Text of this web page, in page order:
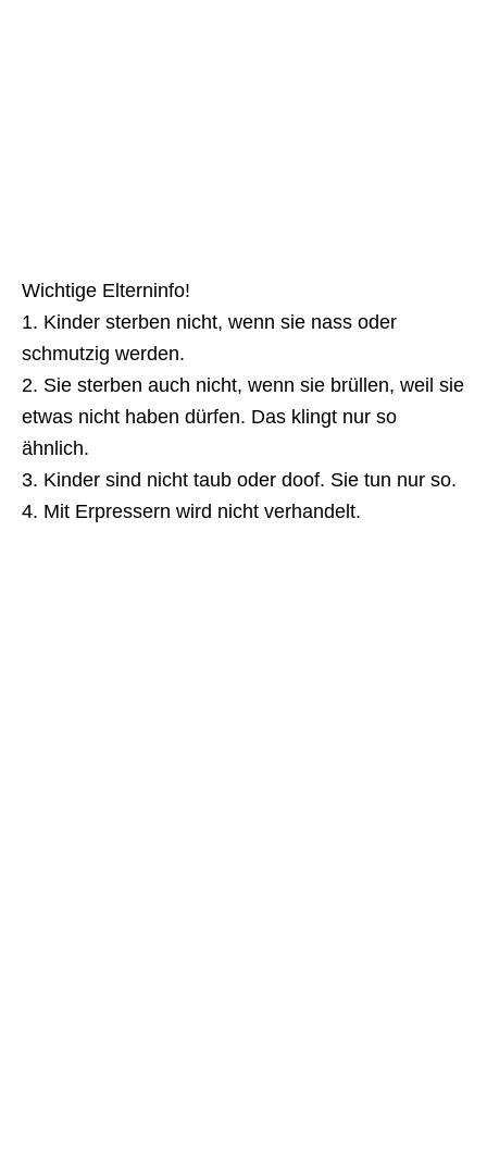
Wichtige Elterninfo!
1. Kinder sterben nicht, wenn sie nass oder
schmutzig werden.
2. Sie sterben auch nicht, wenn sie brüllen, weil sie
etwas nicht haben dürfen. Das klingt nur so
ähnlich.
3. Kinder sind nicht taub oder doof. Sie tun nur so.
4. Mit Erpressern wird nicht verhandelt.